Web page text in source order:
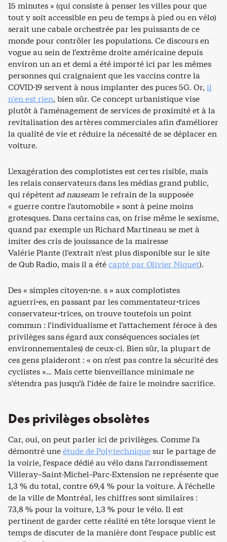
15 minutes » (qui consiste à penser les villes pour que
tout y soit accessible en peu de temps à pied ou en vélo)
serait une cabale orchestrée par les puissants de ce
monde pour contrôler les populations. Ce discours en
vogue au sein de l’extrême droite américaine depuis
environ un an et demi a été importé ici par les mêmes
personnes qui craignaient que les vaccins contre la
COVID-19 servent à nous implanter des puces 5G. Or, il
n’en est rien, bien sûr. Ce concept urbanistique vise
plutôt à l’aménagement de services de proximité et à la
revitalisation des artères commerciales afin d’améliorer
la qualité de vie et réduire la nécessité de se déplacer en
voiture.
L’exagération des complotistes est certes risible, mais
les relais conservateurs dans les médias grand public,
qui répètentad nauseam le refrain de la supposée
« guerre contre l’automobile » sont à peine moins
grotesques. Dans certains cas, on frise même le sexisme,
quand par exemple un Richard Martineau se met à
imiter des cris de jouissance de la mairesse
Valérie Plante (l’extrait n’est plus disponible sur le site
de Qub Radio, mais il a étécapté par Olivier Niquet).
Des « simples citoyen·ne. s » aux complotistes
aguerri·es, en passant par les commentateur·trices
conservateur·trices, on trouve toutefois un point
commun : l’individualisme et l’attachement féroce à des
privilèges sans égard aux conséquences sociales (et
environnementales) de ceux-ci. Bien sûr, la plupart de
ces gens plaideront : « on n’est pas contre la sécurité des
cyclistes »… Mais cette bienveillance minimale ne
s’étendra pas jusqu’à l’idée de faire le moindre sacrifice.
Des privilèges obsolètes
Car, oui, on peut parler ici de privilèges. Comme l’a
démontré uneétude de Polytechniquesur le partage de
la voirie, l’espace dédié au vélo dans l’arrondissement
Villeray–Saint-Michel–Parc-Extension ne représente que
1,3 % du total, contre 69,4 % pour la voiture. À l’échelle
de la ville de Montréal, les chiffres sont similaires :
73,8 % pour la voiture, 1,3 % pour le vélo. Il est
pertinent de garder cette réalité en tête lorsque vient le
temps de discuter de la manière dont l’espace public est